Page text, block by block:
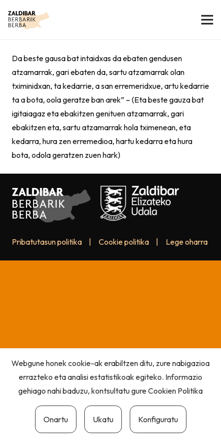
Da beste gausa bat intaidxas da ebaten gendusen
atzamarrak, gari ebaten da, sartu atzamarrak olan
tximinidxan, ta kedarrie, a san erremeridxue, artu kedarrie
ta a bota, oola geratze ban arek” – (Eta beste gauza bat
igitaiagaz eta ebakitzen genituen atzamarrak, gari
ebakitzen eta, sartu atzamarrak hola tximenean, eta
kedarra, hura zen erremedioa, hartu kedarra eta hura
bota, odola geratzen zuen hark)
Pribatutasun politika Cookie politika Lege oharra
Webgune honek cookie-ak erabiltzen ditu, zure nabigazioa
errazteko eta analisi estatistikoak egiteko. Informazio
gehiago nahi baduzu, kontsultatu gureCookien Politika
Onartu Ukatu Konfiguratu